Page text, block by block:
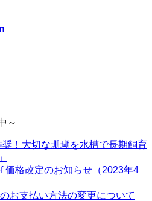
～
奨！大切な珊瑚を水槽で長期飼育
価格改定のお知らせ（2023年4
お支払い方法の変更について